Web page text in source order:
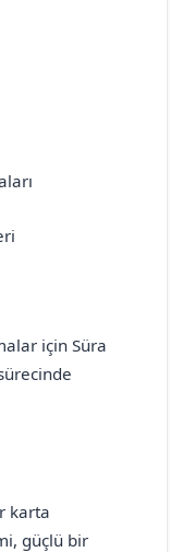
için Süra
karta
güçlü bir